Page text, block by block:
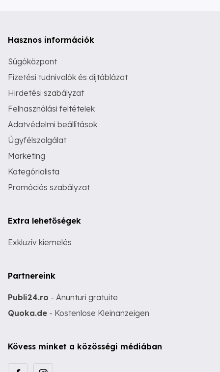
Hasznos információk
Súgóközpont
Fizetési tudnivalók és díjtáblázat
Hirdetési szabályzat
Felhasználási feltételek
Adatvédelmi beállítások
Ügyfélszolgálat
Marketing
Kategórialista
Promóciós szabályzat
Extra lehetőségek
Exkluzív kiemelés
Partnereink
Publi24.ro - Anunturi gratuite
Quoka.de - Kostenlose Kleinanzeigen
Kövess minket a közösségi médiában